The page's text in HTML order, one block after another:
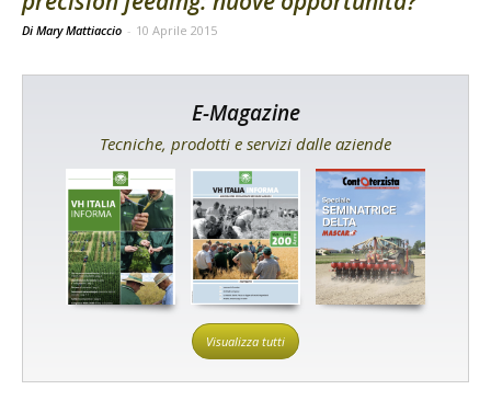
Di Mary Mattiaccio - 10 Aprile 2015
E-Magazine
Tecniche, prodotti e servizi dalle aziende
Visualizza tutti